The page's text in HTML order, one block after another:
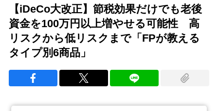
【iDeCo大改正】節税効果だけでも老後
資金を100万円以上増やせる可能性 高
リスクから低リスクまで「FPが教える
タイプ別6商品」